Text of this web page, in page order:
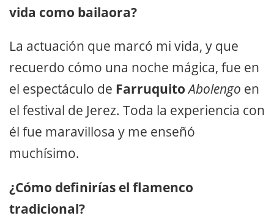
vida como bailaora?
La actuación que marcó mi vida, y que
recuerdo cómo una noche mágica, fue en
el espectáculo de Farruquito Abolengo en
el festival de Jerez. Toda la experiencia con
él fue maravillosa y me enseñó
muchísimo.
¿Cómo definirías el flamenco
tradicional?